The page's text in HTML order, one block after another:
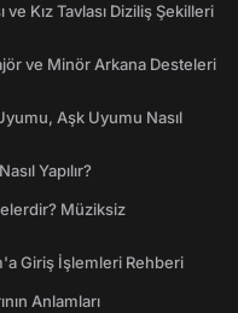
ve Kız Tavlası Diziliş Şekilleri
ve Minör Arkana Desteleri
Aşk Uyumu Nasıl
Yapılır?
Müziksiz
Giriş İşlemleri Rehberi
Anlamları